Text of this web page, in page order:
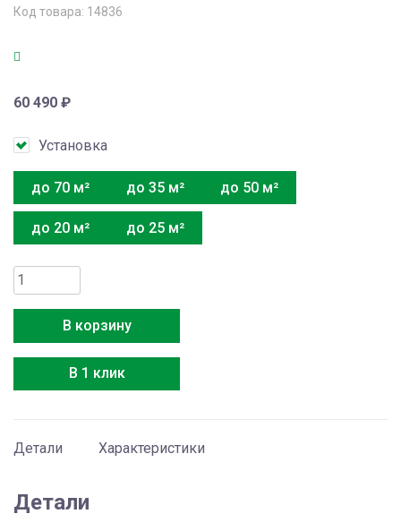
Код товара: 14836
60 490 ₽
Установка
до 70 м² до 35 м² до 50 м²
до 20 м² до 25 м²
Количество
товара
MSAG4-
24HRN1-
В корзину
В 1 клик
Детали Характеристики
Детали